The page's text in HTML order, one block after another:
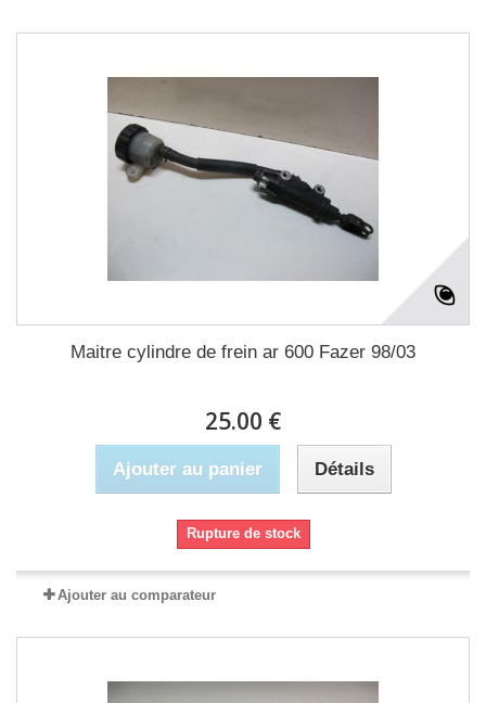
Maitre cylindre de frein ar 600 Fazer 98/03
25.00 €
Ajouter au panier Détails
Rupture de stock
Ajouter au comparateur